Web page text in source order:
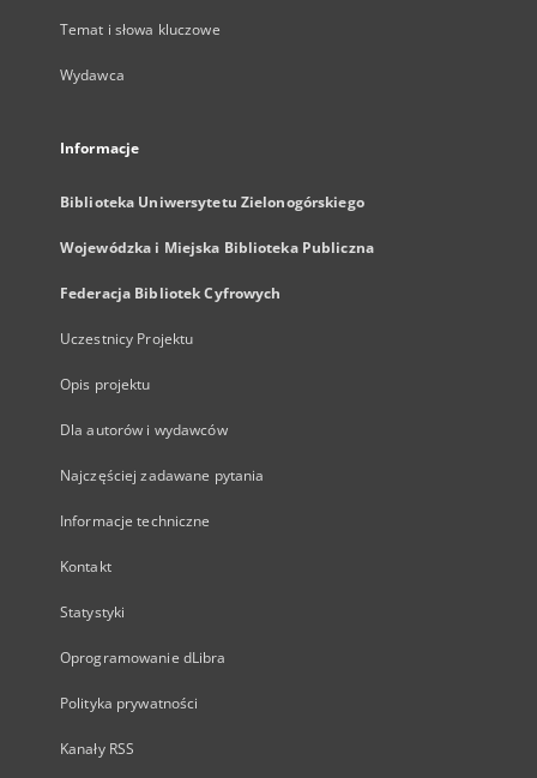
Temat i słowa kluczowe
Wydawca
Informacje
Biblioteka Uniwersytetu Zielonogórskiego
Wojewódzka i Miejska Biblioteka Publiczna
Federacja Bibliotek Cyfrowych
Uczestnicy Projektu
Opis projektu
Dla autorów i wydawców
Najczęściej zadawane pytania
Informacje techniczne
Kontakt
Statystyki
Oprogramowanie dLibra
Polityka prywatności
Kanały RSS